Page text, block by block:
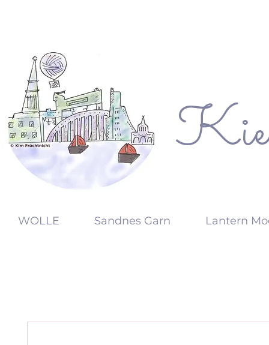
KW
WOLLE Sandnes Garn Lantern